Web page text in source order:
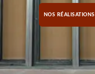
NOS RÉALISATIONS